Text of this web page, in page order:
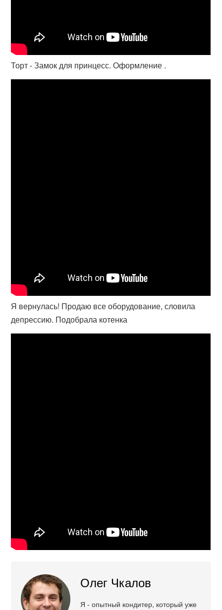
Торт - Замок для принцесс. Оформление .
Я вернулась! Продаю все оборудование, словила
депрессию. Подобрала котенка
Олег Чкалов
Я - опытный кондитер, который уже